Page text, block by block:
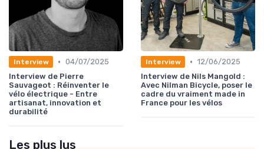
Interview • 04/07/2025
Interview de Pierre
Sauvageot : Réinventer le
vélo électrique - Entre
artisanat, innovation et
durabilité
Interview • 12/06/2025
Interview de Nils Mangold :
Avec Nilman Bicycle, poser le
cadre du vraiment made in
France pour les vélos
Les plus lus